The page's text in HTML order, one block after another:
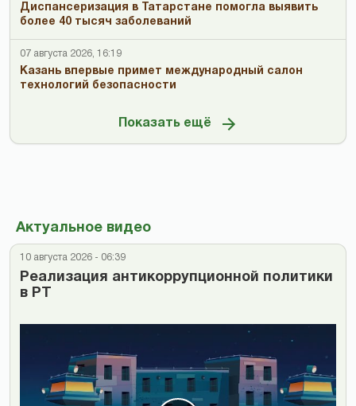
Диспансеризация в Татарстане помогла выявить
более 40 тысяч заболеваний
07 августа 2026, 16:19
Казань впервые примет международный салон
технологий безопасности
Показать ещё
Актуальное видео
10 августа 2026 - 06:39
Реализация антикоррупционной политики
в РТ